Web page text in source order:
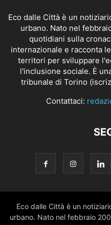
Eco dalle Città è un
urbano. Nato nel
quotidiani sulla
internazionale e racconta
territori per sviluppare
l'inclusione sociale. È
tribunale di Torino
Contattaci:
Eco dalle Città è un
urbano. Nato nel febbraio